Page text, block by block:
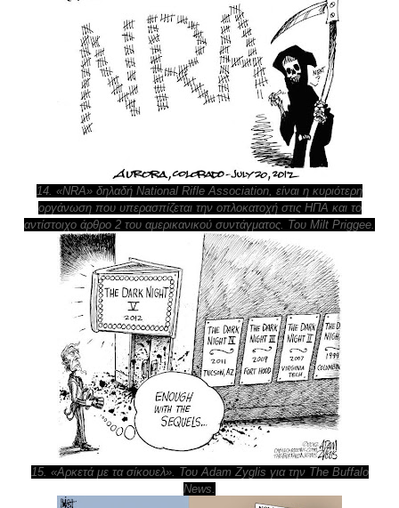
14. «NRA» δηλαδή National Rifle Association, είναι η κυριότερη
οργάνωση που υπερασπίζεται την οπλοκατοχή στις ΗΠΑ και το
αντίστοιχο άρθρο 2 του αμερικανικού συντάγματος. Του Milt Priggee.
15. «Αρκετά με τα σίκουελ». Του Adam Zyglis για την The Buffalo
News.